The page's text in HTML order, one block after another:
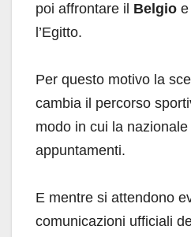
poi affrontare il Belgio
l’Egitto.
Per questo motivo la
cambia il percorso
modo in cui la
appuntamenti.
E mentre si attendono
comunicazioni ufficiali